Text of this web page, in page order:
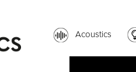
Acoustics